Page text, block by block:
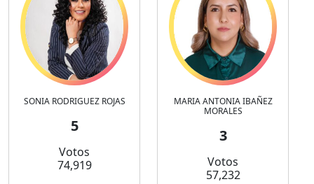
SONIA RODRIGUEZ ROJAS
5
Votos
74,919
MARIA ANTONIA IBAÑEZ
MORALES
3
Votos
57,232